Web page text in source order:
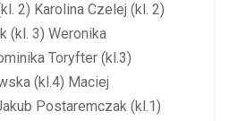
2) Karolina Czelej (kl. 2)
(kl. 3) Weronika
Toryfter (kl.3)
(kl.4) Maciej
Postaremczak (kl.1)